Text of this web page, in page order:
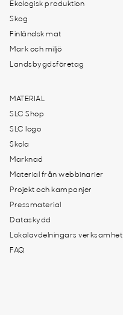
Ekologisk produktion
Skog
Finländsk mat
Mark och miljö
Landsbygdsföretag
MATERIAL
SLC Shop
SLC logo
Skola
Marknad
Material från webbinarier
Projekt och kampanjer
Pressmaterial
Dataskydd
Lokalavdelningars verksamhet
FAQ